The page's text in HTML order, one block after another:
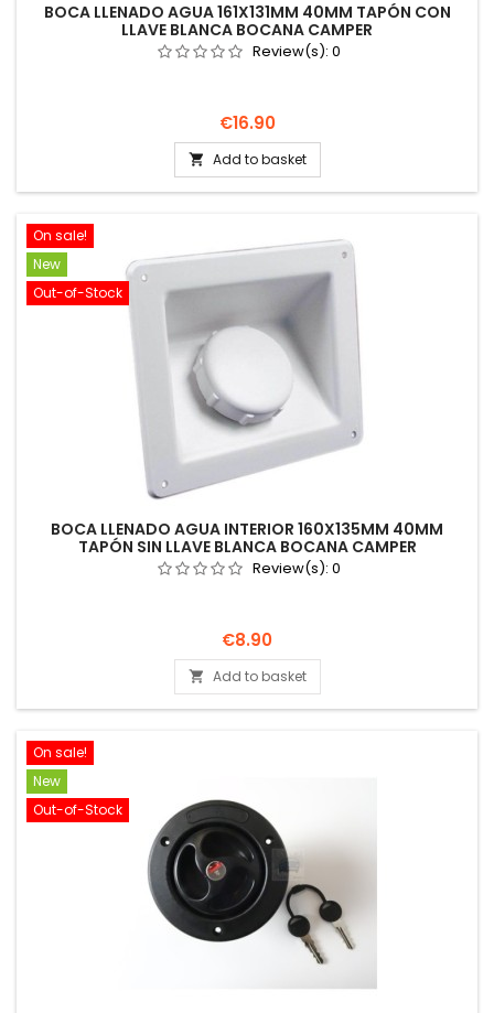
BOCA LLENADO AGUA 161X131MM 40MM TAPÓN CON
LLAVE BLANCA BOCANA CAMPER
Review(s): 0
Price
€16.90
 Add to basket
On sale!
New
Out-of-Stock
BOCA LLENADO AGUA INTERIOR 160X135MM 40MM
TAPÓN SIN LLAVE BLANCA BOCANA CAMPER
Review(s): 0
Price
€8.90
 Add to basket
On sale!
New
Out-of-Stock